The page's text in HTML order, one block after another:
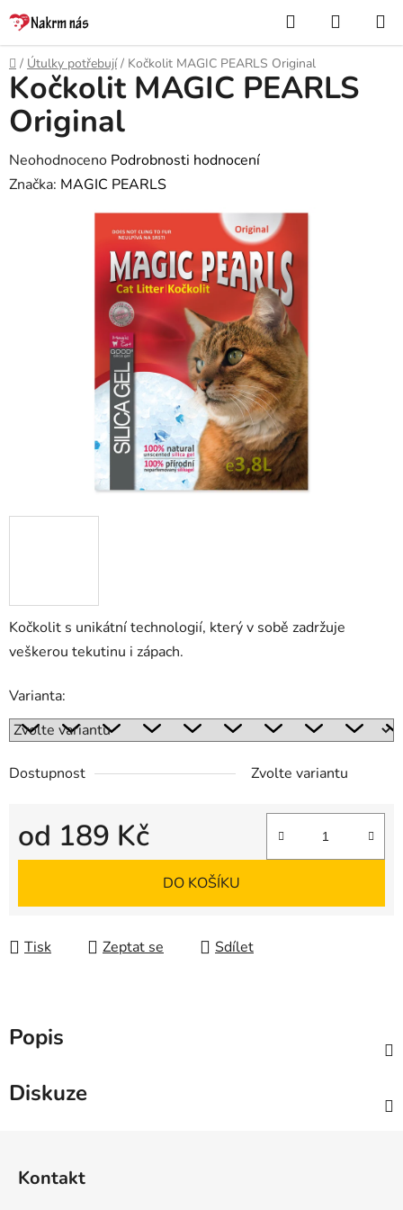
Přejít
na
obsah
Hledat
KOŠÍK
Domů
/ Útulky potřebují / Kočkolit MAGIC PEARLS Original
Kočkolit s unikátní technologií, který v sobě zadržuje
veškerou tekutinu i zápach.
Varianta:
Dostupnost Zvolte variantu
od 189 Kč
Měrná cena:
DO KOŠÍKU
Tisk Zeptat se Sdílet
Kočkolit MAGIC PEARLS
Original
Průměrné
hodnocení
Neohodnoceno Podrobnosti hodnocení
Značka: MAGIC PEARLS
Popis
Diskuze
Kontakt